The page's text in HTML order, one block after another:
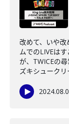
改めて、いや
ムでのLIVEは
が、TWICEの
ズキシューク